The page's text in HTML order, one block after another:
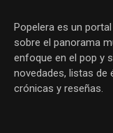
Popelera es un
sobre el panorama
enfoque en el pop y
novedades, listas de
crónicas y reseñas.